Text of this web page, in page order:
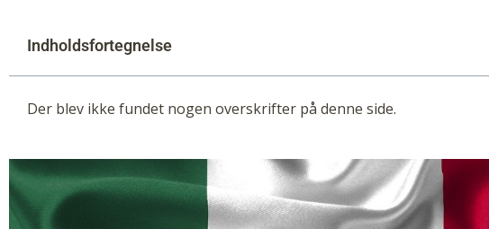
Indholdsfortegnelse
Der blev ikke fundet nogen overskrifter på denne side.